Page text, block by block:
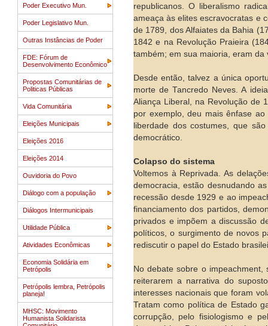
Poder Executivo Mun.
Poder Legislativo Mun.
Outras Instâncias de Poder
FDE: Fórum de
Desenvolvimento Econômico
Propostas Comunitárias de
Politicas Públicas
Vida Comunitária
Eleições Municipais
Eleições 2016
Eleições 2014
Ouvidoria do Povo
Diálogo com a população
Diálogos Intermunicipais
Utilidade Pública
Atividades Econômicas
Economia Solidária em
Petrópolis
Petrópolis lembra, Petrópolis
planeja!
MHSC: Movimento
Humanista Solidarista
republicanos. O liberalismo
ameaça às elites escravocratas e
de 1789, dos Alfaiates da Bahia
1842 e na Revolução Praieira
também; em sua maioria, eram
Desde então, talvez a única
morte de Tancredo Neves. A
Aliança Liberal, na Revolução de
por exemplo, deu mais ênfase
liberdade dos costumes, que
democrático.
Colapso do sistema
Voltemos à Reprivada. As
democracia, estão desnudando
recessão desde 1929 e ao
financiamento dos partidos,
privados e impõem a discussão
políticos, o surgimento de novos
rediscutir o papel do Estado
No debate sobre o
reiterarem a narrativa do
interesses nacionais que foram
Tratam como política de Estado
corrupção, pelo fisiologismo e